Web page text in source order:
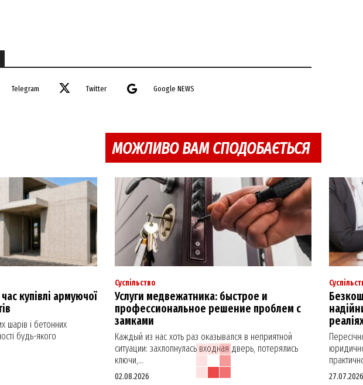
Telegram Twitter Google NEWS
МОЖЛИВО ВАМ СПОДОБАЄТЬСЯ
купівлі армуючої
шарів і бетонних
будь-якого
Суспільство
Услуги медвежатника: быстрое и
профессиональное решение проблем с
замками
Каждый из нас хоть раз оказывался в неприятной
ситуации: захлопнулась входная дверь, потерялись
ключи,...
02.08.2026 27.07.2026